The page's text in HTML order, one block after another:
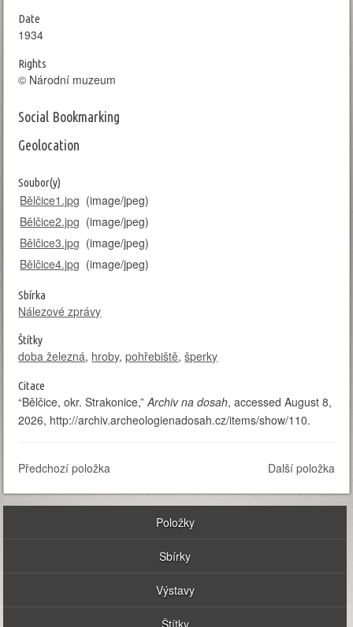
Date
1934
Rights
© Národní muzeum
Social Bookmarking
Geolocation
+
−
Leaflet| Map data: ©
Soubor(y)
Bělčice1.jpg (image/jpeg)
Bělčice2.jpg (image/jpeg)
Bělčice3.jpg (image/jpeg)
Bělčice4.jpg (image/jpeg)
Sbírka
Nálezové zprávy
Štítky
doba železná, hroby,pohřebiště,šperky
Citace
“Bělčice, okr. Strakonice,”Archiv na dosah, accessed August 8,
2026, http://archiv.archeologienadosah.cz/items/show/110.
Předchozí položka Další položka
Položky
Sbírky
Výstavy
Štítky